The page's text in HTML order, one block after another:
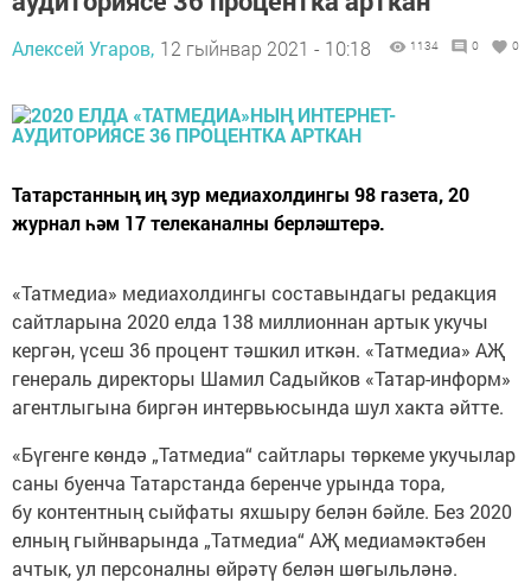
Алексей Угаров, 12 гыйнвар 2021 - 10:18 1134 0 0
Татарстанның иң зур медиахолдингы 98 газета, 20
журнал һәм 17 телеканалны берләштерә.
«Татмедиа» медиахолдингы составындагы редакция
сайтларына 2020 елда 138 миллионнан артык укучы
кергән, үсеш 36 процент тәшкил иткән. «Татмедиа» АҖ
генераль директоры Шамил Садыйков «Татар-информ»
агентлыгына биргән интервьюсында шул хакта әйтте.
«Бүгенге көндә „Татмедиа“ сайтлары төркеме укучылар
саны буенча Татарстанда беренче урында тора,
бу контентның сыйфаты яхшыру белән бәйле. Без 2020
елның гыйнварында „Татмедиа“ АҖ медиамәктәбен
ачтык, ул персоналны өйрәтү белән шөгыльләнә.